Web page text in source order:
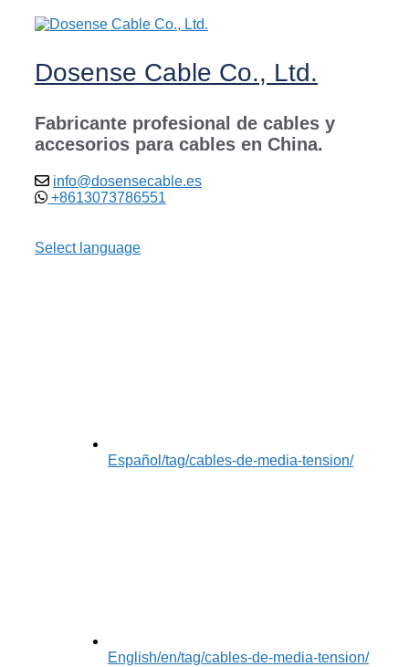
Saltar
Dosense Cable Co., Ltd.
Fabricante profesional de cables y
accesorios para cables en China.
info@dosensecable.es
+8613073786551
Select language
Español /tag/cables-de-media-tension/
English/en/tag/cables-de-media-tension/